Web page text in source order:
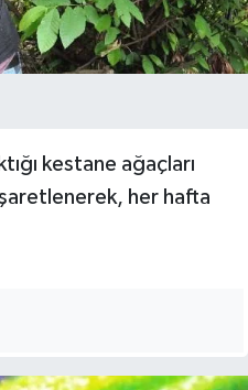
kestane ağaçları
her hafta